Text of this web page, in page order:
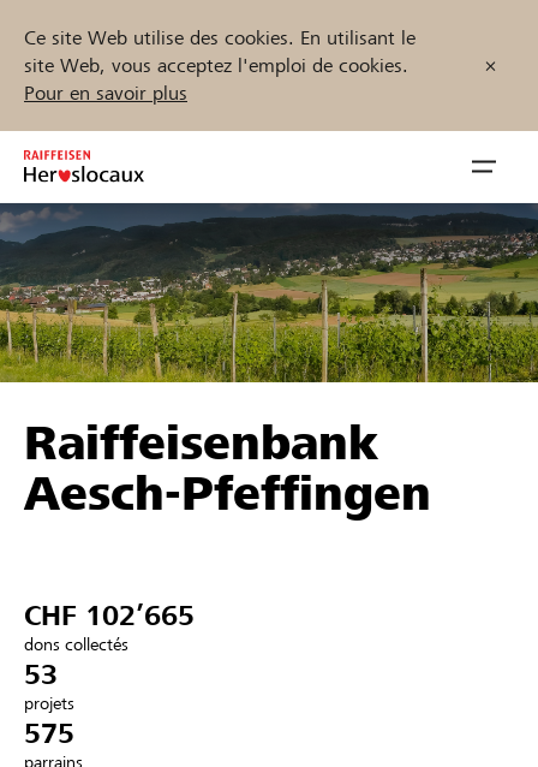
Ce site Web utilise des cookies. En utilisant le
site Web, vous acceptez l'emploi de cookies.
Pour en savoir plus
Inhalt
springen
öffnen
Parrainer
Soutien & assistance
Se connecter
Trouvez des projets et des organisations
Démarrez maintenant
Raiffeisenbank
Aesch-Pfeffingen
CHF 102’665
dons collectés
53
projets
575
parrains